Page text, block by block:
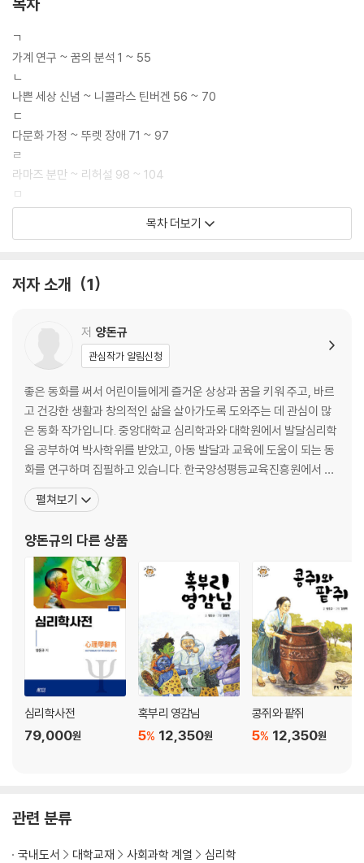
ㄱ
가계 연구 ~ 꿈의 분석 1 ~ 55
ㄴ
나쁜 세상 신념 ~ 니콜라스 틴버겐 56 ~ 70
ㄷ
다문화 가정 ~ 뚜렛 장애 71 ~ 97
ㄹ
라마즈 분만 ~ 리허설 98 ~ 104
ㅁ
마거릿 미드 ~ 믿음-소망 추론 105 ~122
사건 기억 ~ 쓰기 언어 상실증 165 ~ 237
아기 ~ 입천장 갈림증 238 ~ 322
자각몽 ~ 집단주의 사회 323 ~ 392
착각 ~ 칭찬 393 ~ 412
카렌 호나이 ~ 킴벌리 S. 영 413 ~ 420
타나토스 ~ 틴버겐 421 ~ 435
하드웨어 ~ 히스테리 451 ~ 476
A~Z
Abraham Harold Maslow ~ ZPD 477 ~ 503
0~9
1차성 불임 ~ 21 삼염색체성 504 ~ 508
영문 찾아보기
A(ability test) ~ Z(zygote) 509 ~ 596
목차 더보기
저자 소개 1
저 양돈규
관심작가 알림신청
좋은 동화를 써서 어린이들에게 즐거운 상상과 꿈을 키워 주고, 바르
고 건강한 생활과 창의적인 삶을 살아가도록 도와주는 데 관심이 많
은 동화 작가입니다. 중앙대학교 심리학과와 대학원에서 발달심리학
을 공부하여 박사학위를 받았고, 아동 발달과 교육에 도움이 되는 동
화를 연구하며 집필하고 있습니다. 한국양성평등교육진흥원에서 교
수로 근무하며 학생들을 가르쳤고, 지은 책으로는 ‘새로 쓰고 다시 읽
는 한국 전래동화’ 시리즈 《선녀와 나무꾼》, 《콩쥐와 팥쥐》, 《혹부리
습니다. 현재 어린이들에게 즐거운 상상과 꿈을
펼쳐보기
양돈규의 다른 상품
심리학사전
79,000원
혹부리 영감님
12,350원
5%
콩쥐와 팥쥐
12,350원
5%
관련 분류
국내도서 대학교재 사회과학 계열 심리학